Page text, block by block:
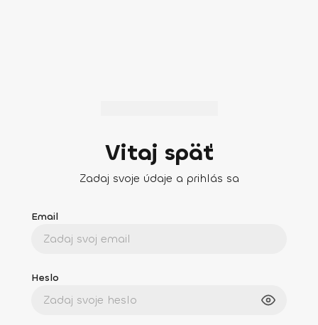
Vitaj späť
Zadaj svoje údaje a prihlás sa
Email
Heslo